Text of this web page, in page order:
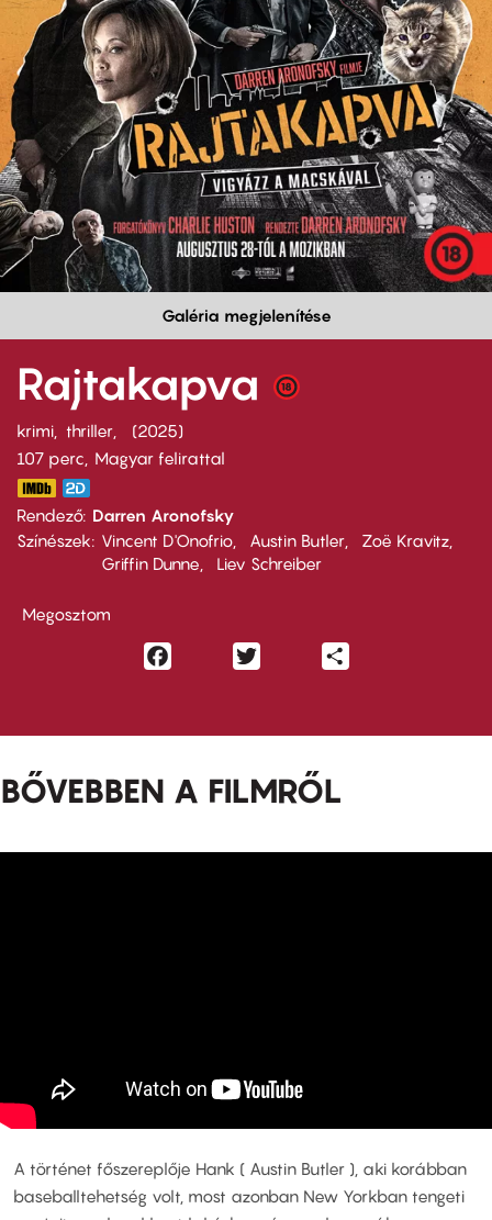
Galéria megjelenítése
Rajtakapva
krimi thriller
2025
107 perc,
Magyar felirattal
Rendező Darren Aronofsky
Színészek
Vincent D'Onofrio Austin Butler
Zoë Kravitz
Griffin Dunne
Liev Schreiber
Megosztom
Facebook
BŐVEBBEN A FILMRŐL
A történet főszereplője Hank ( Austin Butler ), aki korábban
baseballtehetség volt, most azonban New Yorkban tengeti